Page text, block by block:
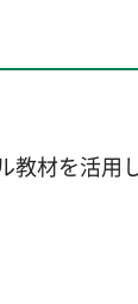
教材を活用